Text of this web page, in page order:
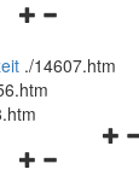
Navigationsmenü
und
schließen
./14607.htm
Navigationsmenü